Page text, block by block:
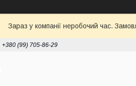
Зараз у компанії неробочий час.
+380 (99) 705-86-29